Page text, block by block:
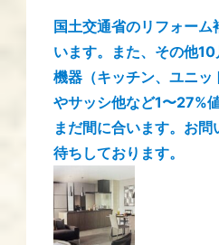
国土交通省のリフォー
います。また、その他
機器（キッチン、ユニッ
やサッシ他など1〜27%
まだ間に合います。お
待ちしております。